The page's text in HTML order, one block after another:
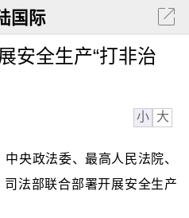
国际
安全生产“打非治
小 大
央政法委、最高人民法院、
法部联合部署开展安全生产